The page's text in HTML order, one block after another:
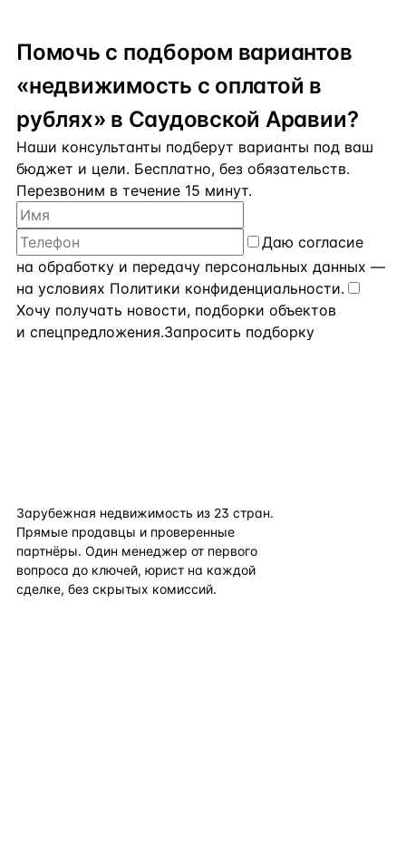
Помочь с подбором вариантов
«недвижимость с оплатой в
рублях» в Саудовской Аравии?
Наши консультанты подберут варианты под ваш
бюджет и цели. Бесплатно, без обязательств.
Перезвоним в течение 15 минут.
Даю согласие
на обработку и передачу персональных данных —
на условиях Политики конфиденциальности.
Хочу получать новости, подборки объектов
и спецпредложения.Запросить подборку
Зарубежная недвижимость из 23 стран.
Прямые продавцы и проверенные
партнёры. Один менеджер от первого
вопроса до ключей, юрист на каждой
сделке, без скрытых комиссий.